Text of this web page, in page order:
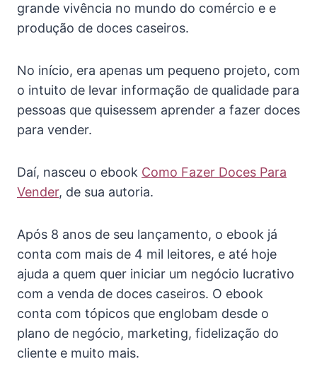
grande vivência no mundo do comércio e e
produção de doces caseiros.
No início, era apenas um pequeno projeto, com
o intuito de levar informação de qualidade para
pessoas que quisessem aprender a fazer doces
para vender.
Daí, nasceu o ebook Como Fazer Doces Para
Vender, de sua autoria.
Após 8 anos de seu lançamento, o ebook já
conta com mais de 4 mil leitores, e até hoje
ajuda a quem quer iniciar um negócio lucrativo
com a venda de doces caseiros. O ebook
conta com tópicos que englobam desde o
plano de negócio, marketing, fidelização do
cliente e muito mais.